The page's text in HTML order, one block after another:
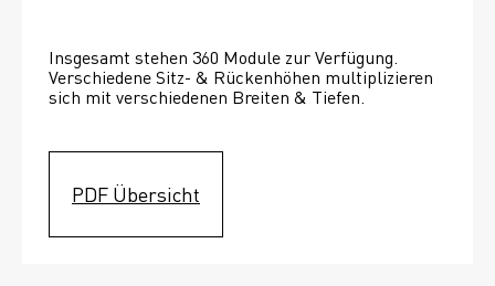
Insgesamt stehen 360 Module zur Verfügung.
Verschiedene Sitz- & Rückenhöhen multiplizieren
sich mit verschiedenen Breiten & Tiefen.
PDF Übersicht